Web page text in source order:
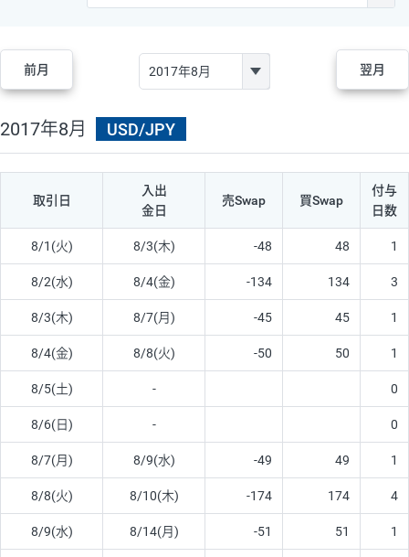
前月 翌月
2017年8月 USD/JPY
取引日
入出
金日
売Swap 買Swap
付与
日数
8/1(火) 8/3(木) -48 48 1
8/2(水) 8/4(金) -134 134 3
8/3(木) 8/7(月) -45 45 1
8/4(金) 8/8(火) -50 50 1
8/5(土) - 0
8/6(日) - 0
8/7(月) 8/9(水) -49 49 1
8/8(火) 8/10(木) -174 174 4
8/9(水) 8/14(月) -51 51 1